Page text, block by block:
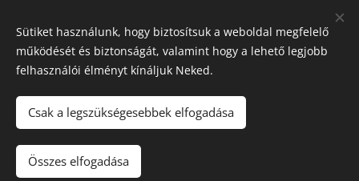
Tóthné Hesz Andrea
KUTYAKAPCSOLAT ©2020
Az oldalt a
Sütiket használunk, hogy biztosítsuk a weboldal megfelelő
működését és biztonságát, valamint hogy a lehető legjobb
felhasználói élményt kínáljuk Neked.
Csak a legszükségesebbek elfogadása
Összes elfogadása